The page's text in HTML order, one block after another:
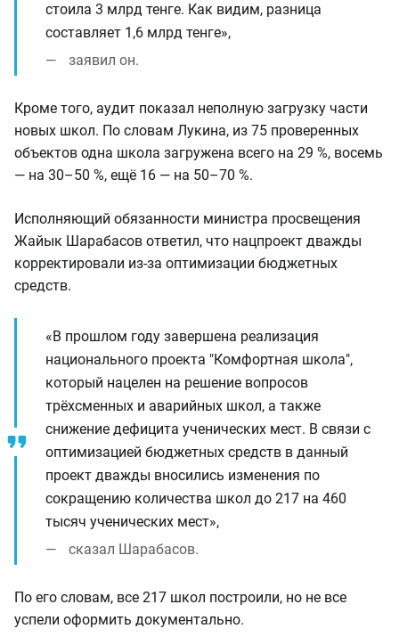
стоила 3 млрд тенге. Как видим, разница
составляет 1,6 млрд тенге»,
заявил он.
Кроме того, аудит показал неполную загрузку части
новых школ. По словам Лукина, из 75 проверенных
объектов одна школа загружена всего на 29 %, восемь
— на 30–50 %, ещё 16 — на 50–70 %.
Исполняющий обязанности министра просвещения
Жайык Шарабасов ответил, что нацпроект дважды
корректировали из-за оптимизации бюджетных
средств.
«В прошлом году завершена реализация
национального проекта "Комфортная школа",
который нацелен на решение вопросов
трёхсменных и аварийных школ, а также
снижение дефицита ученических мест. В связи с
оптимизацией бюджетных средств в данный
проект дважды вносились изменения по
сокращению количества школ до 217 на 460
тысяч ученических мест»,
сказал Шарабасов.
По его словам, все 217 школ построили, но не все
успели оформить документально.